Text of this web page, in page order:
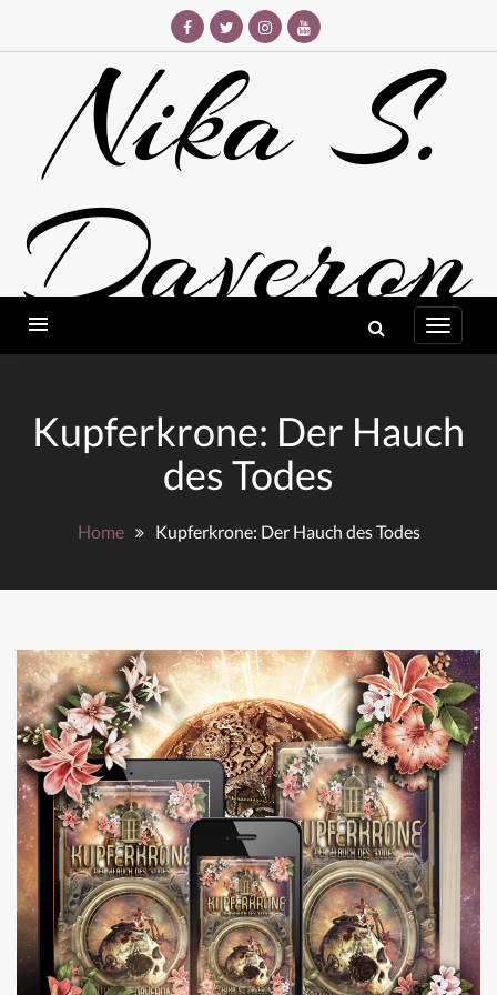
Nika S.
Daveron
Kupferkrone: Der Hauch
des Todes
Home Kupferkrone: Der Hauch des Todes